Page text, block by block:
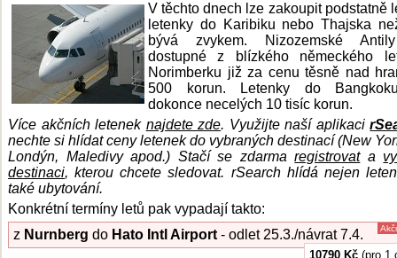
V těchto dnech lze zakoupit podstatně
letenky do Karibiku nebo Thajska
bývá zvykem. Nizozemské
dostupné z blízkého německého
Norimberku již za cenu těsně nad
500 korun. Letenky do
dokonce necelých 10 tisíc korun.
Více akčních letenek najdete zde. Využijte naší aplikaci
nechte si hlídat ceny letenek do vybraných destinací (New
Londýn, Maledivy apod.) Stačí se zdarmaregistrovata
destinaci, kterou chcete sledovat. rSearch hlídá nejen
také ubytování.
Konkrétní termíny letů pak vypadají takto:
z Nurnberg do Hato Intl Airport - odlet 25.3./návrat 7.4.
10790 Kč (pro 1